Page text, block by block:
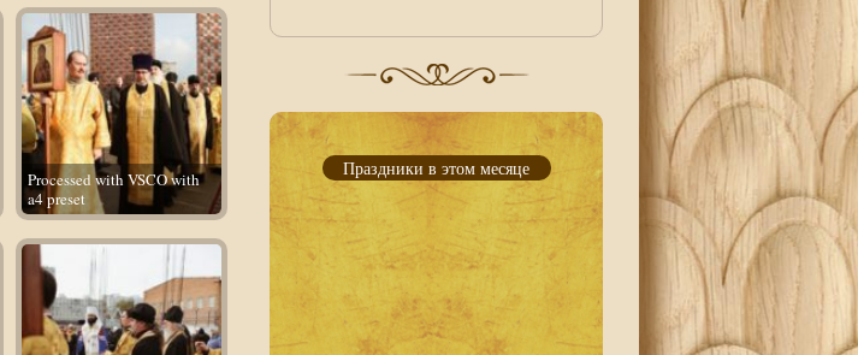
Processed with VSCO with
a4 preset
Праздники в этом месяце